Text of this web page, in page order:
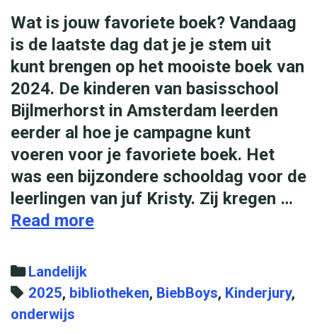
Wat is jouw favoriete boek? Vandaag
is de laatste dag dat je je stem uit
kunt brengen op het mooiste boek van
2024. De kinderen van basisschool
Bijlmerhorst in Amsterdam leerden
eerder al hoe je campagne kunt
voeren voor je favoriete boek. Het
was een bijzondere schooldag voor de
leerlingen van juf Kristy. Zij kregen …
Read more
t
C
a
t
Landelijk
T
a
2025, bibliotheken, BiebBoys, Kinderjury,
onderwijs